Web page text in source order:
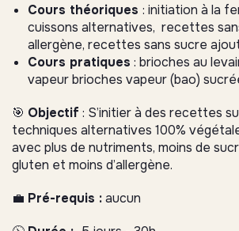
Cours théoriques : initiation à la
cuissons alternatives, recettes
allergène, recettes sans sucre
Cours pratiques : brioches au
vapeur brioches vapeur (bao)
🎯 Objectif : S’initier à des recettes
techniques alternatives 100%
avec plus de nutriments, moins de
gluten et moins d’allergène.
💼 Pré-requis :aucun